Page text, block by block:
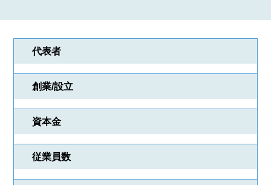
物件検索 会社検索
業種一覧 プレゼント紹介
代表者
創業/設立
資本金
従業員数